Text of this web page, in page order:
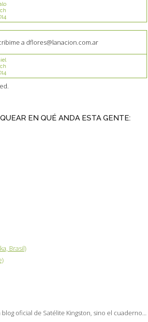
a dflores@lanacion.com.ar
EN QUÉ ANDA ESTA GENTE:
Brasil)
oficial de Satélite Kingston, sino el cuaderno...